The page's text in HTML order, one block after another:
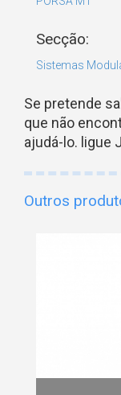
Secção:
Sistemas
Se pretende
que não
ajudá-lo. ligue
Outros